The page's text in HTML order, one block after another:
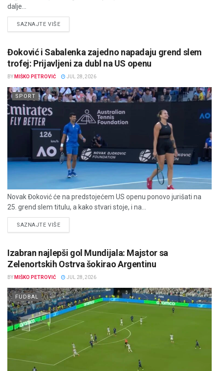
dalje...
SAZNAJTE VIŠEDETAILS
Đoković i Sabalenka zajedno napadaju grend slem
trofej: Prijavljeni za dubl na US openu
BY MIŠKO PETROVIĆ JUL 28, 2026
SPORT
Novak Đoković će na predstojećem US openu ponovo jurišati na
25. grend slem titulu, a kako stvari stoje, i na...
SAZNAJTE VIŠEDETAILS
Izabran najlepši gol Mundijala: Majstor sa
Zelenortskih Ostrva šokirao Argentinu
BY MIŠKO PETROVIĆ JUL 28, 2026
FUDBAL